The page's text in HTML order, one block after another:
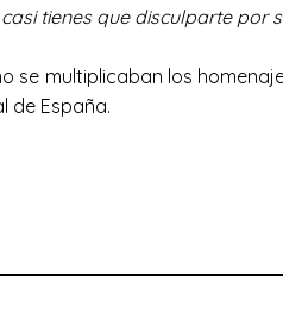
tienes que disculparte
se multiplicaban los
de España.